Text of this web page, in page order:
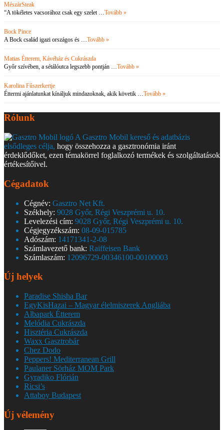
MészárSteak
“A tökéletes vacsorához csak egy szelet … Tovább »
Bock Pince
A Bock család igazi országos és … Tovább »
Matias Étterem, Kávéház és Cukrászda
Győr szívében, a sétálóutca legszebb pontján … Tovább »
Karolina Fűszerkertje
Éttermi ajánlatunkat kínáljuk mindazoknak, akik követik … Tovább »
Rólunk
A Gasztro Mobil kereső és adatbázis
elsődleges célja, hogy összehozza a gasztronómia iránt
érdeklődőket, ezen témakörrel foglalkozó termékek és szolgáltatások
értékesítőivel.
Cégadatok
Cégnév: Gasztro Net Kft.
Székhely: 9028 Győr, Régi Veszprémi u. 10.
Levelezési cím: 9028 Győr, Régi Veszprémi u. 10.
Cégjegyzékszám: 08-09-015785
Adószám: 14171341-2-08
Számlavezető bank: Raiffeisen Bank
Számlaszám: 12096729-00346100-00100003
Új helyek
Paradise Shisha Bar
EgyKisHazai – Magyar élelmiszerek Angliába
Albapark Étterem
Melódia Cukrászda
Hisztéria Cukrászda
Waxx Gasztrobár
Chez Dodo
Peppers! Mediterranean Grill
Paulaner Sörház MOM Park
Gyradiko Flórián
Ricsi’s
Attaboy Budapest
Új vélemény